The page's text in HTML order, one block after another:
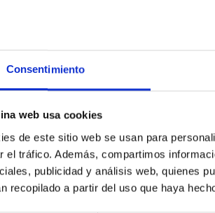
Consentimiento
web usa cookies
de este sitio web se usan para
el tráfico. Además, compartimos
publicidad y análisis web, quienes
recopilado a partir del uso que haya